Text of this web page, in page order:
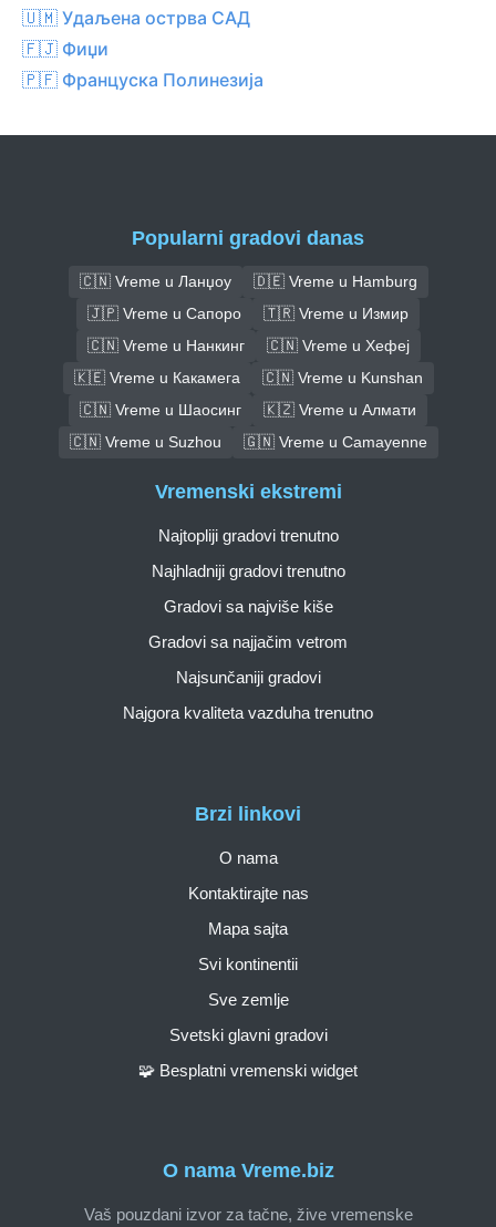
🇺🇲 Удаљена острва САД
🇫🇯 Фиџи
🇵🇫 Француска Полинезија
Popularni gradovi danas
🇨🇳 Vreme u Ланџоу
🇩🇪 Vreme u Hamburg
🇯🇵 Vreme u Сапоро
🇹🇷 Vreme u Измир
🇨🇳 Vreme u Нанкинг
🇨🇳 Vreme u Хефеј
🇰🇪 Vreme u Какамега
🇨🇳 Vreme u Kunshan
🇨🇳 Vreme u Шаосинг
🇰🇿 Vreme u Алмати
🇨🇳 Vreme u Suzhou
🇬🇳 Vreme u Camayenne
O nama Vreme.biz
Vaš pouzdani izvor za tačne, žive vremenske
Brzi linkovi
O nama
Kontaktirajte nas
Mapa sajta
Svi kontinentii
Sve zemlje
Svetski glavni gradovi
🧩 Besplatni vremenski widget
Vremenski ekstremi
Najtopliji gradovi trenutno
Najhladniji gradovi trenutno
Gradovi sa najviše kiše
Gradovi sa najjačim vetrom
Najsunčaniji gradovi
Najgora kvaliteta vazduha trenutno